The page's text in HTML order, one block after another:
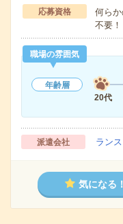
応募資格
何ら
不要
職場の雰囲気
年齢層
20代
派遣会社 ラン
気になる！